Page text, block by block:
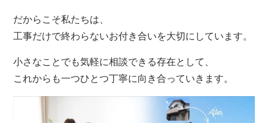
だからこそ私たちは、
工事だけで終わらないお付き合いを大切にしています。
小さなことでも気軽に相談できる存在として、
これからも一つひとつ丁寧に向き合っていきます。